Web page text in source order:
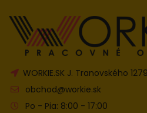
WORKIE.SK J. Tranovského
obchod@workie.sk
Po - Pia: 8:00 - 17:00